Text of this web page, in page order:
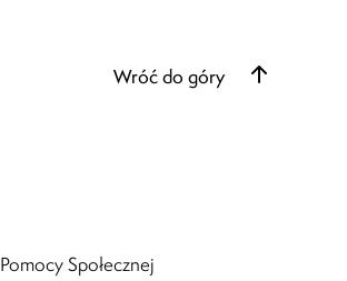
Wróć do góry
Społecznej